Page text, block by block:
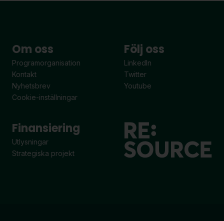
Om oss
Programorganisation
Kontakt
Nyhetsbrev
Cookie-inställningar
Följ oss
LinkedIn
Twitter
Youtube
Finansiering
Utlysningar
Strategiska projekt